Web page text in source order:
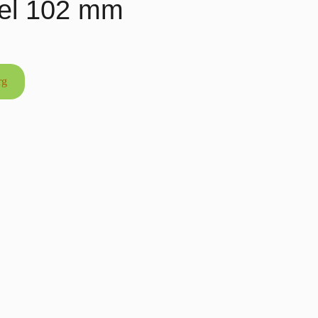
102 mm